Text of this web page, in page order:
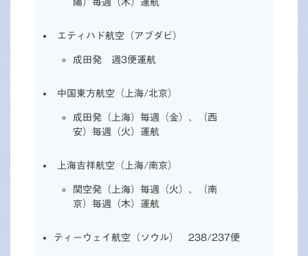
陽）毎週（木）運航
エティハド航空（アブダビ）
成田発 週3便運航
中国東方航空（上海/北京）
成田発（上海）毎週（金）、（西
安）毎週（火）運航
上海吉祥航空（上海/南京）
関空発（上海）毎週（火）、（南
京）毎週（木）運航
ティーウェイ航空（ソウル） 238/237便